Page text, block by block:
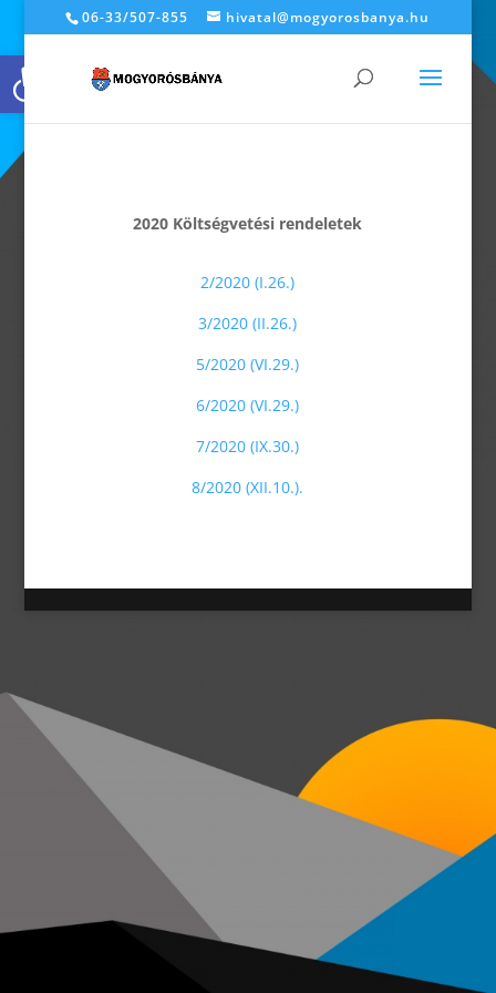
Eszköztár megnyitása
06-33/507-855 hivatal@mogyorosbanya.hu
2020 Költségvetési rendeletek
2/2020 (I.26.)
3/2020 (II.26.)
5/2020 (VI.29.)
6/2020 (VI.29.)
7/2020 (IX.30.)
8/2020 (XII.10.).